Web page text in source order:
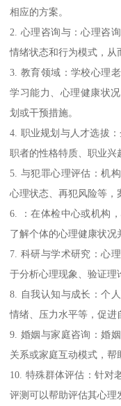
相应的方案。
2. 心理咨询与：心理咨
情绪状态和行为模式，从
3. 教育领域：学校心理
学习能力、心理健康状
划或干预措施。
4. 职业规划与人才选拔
职者的性格特质、职业兴
5. 与犯罪心理评估：机
心理状态、再犯风险等，
6. ：在体检中心或机构
了解个体的心理健康状况
7. 科研与学术研究：心
于分析心理现象、验证理
8. 自我认知与成长：个
情绪、压力水平等，促进
9. 婚姻与家庭咨询：婚
关系或家庭互动模式，帮
10. 特殊群体评估：针对
评测可以帮助评估其心理